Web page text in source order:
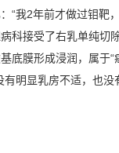
“我2年前才做过钼靶
科接受了右乳单纯
底膜形成浸润，属于
明显乳房不适，也